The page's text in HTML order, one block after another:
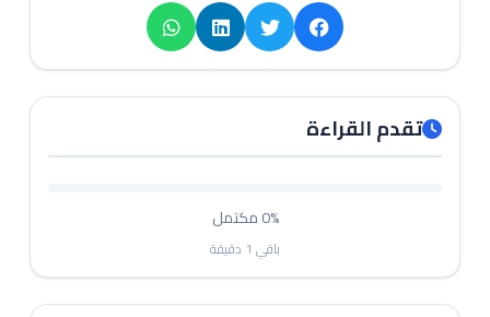
تقدم القراءة
0%مكتمل
باقي 1 دقيقة